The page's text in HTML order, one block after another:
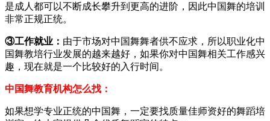
是成人都可以不断成长攀升到更高的进阶，因此中国舞的培训
非常正规正统。
③工作就业： 由于市场对中国舞舞者供不应求，所以职业化中
国舞教培行业发展的越来越好，如果你对中国舞相关工作感兴
趣，现在就是一个比较好的入行时间。
中国舞教育机构怎么找：
如果想学专业正统的中国舞，一定要找质量佳师资好的舞蹈培